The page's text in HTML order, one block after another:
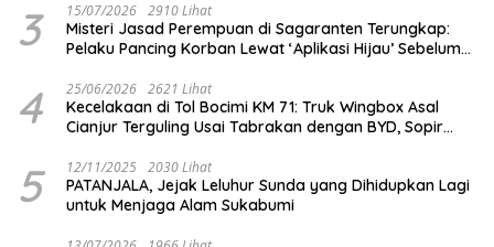
3 15/07/2026 2910 Lihat
Misteri Jasad Perempuan di Sagaranten Terungkap:
Pelaku Pancing Korban Lewat ‘Aplikasi Hijau’ Sebelum
4 25/06/2026 2621 Lihat
Kecelakaan di Tol Bocimi KM 71: Truk Wingbox Asal
Cianjur Terguling Usai Tabrakan dengan BYD, Sopir
5 12/11/2025 2030 Lihat
PATANJALA, Jejak Leluhur Sunda yang Dihidupkan Lagi
untuk Menjaga Alam Sukabumi